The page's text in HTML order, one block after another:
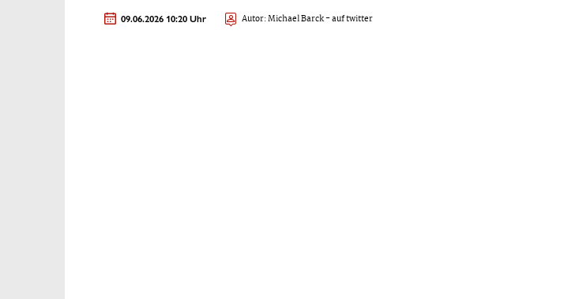
09.06.2026 10:20 Uhr Autor:Michael Barck- auf twitter